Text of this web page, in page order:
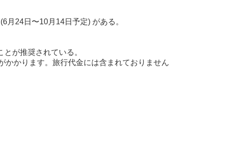
月24日〜10月14日予定) がある。
が推奨されている。
かかります。旅行代金には含まれておりません